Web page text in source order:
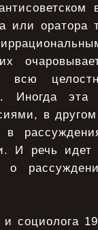
или оратора
Иногда
в
И речь
о
и социолога